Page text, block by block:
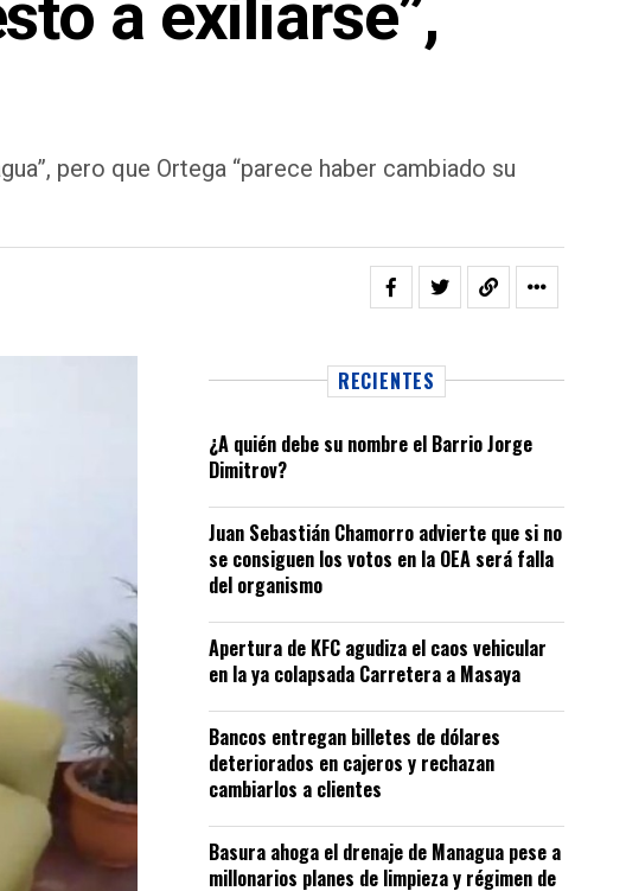
a exiliarse”,
pero que Ortega “parece haber cambiado su
RECIENTES
¿A quién debe su nombre el Barrio Jorge
Dimitrov?
Juan Sebastián Chamorro advierte que si no
se consiguen los votos en la OEA será falla
del organismo
Apertura de KFC agudiza el caos vehicular
en la ya colapsada Carretera a Masaya
Bancos entregan billetes de dólares
deteriorados en cajeros y rechazan
cambiarlos a clientes
Basura ahoga el drenaje de Managua pese a
millonarios planes de limpieza y régimen de